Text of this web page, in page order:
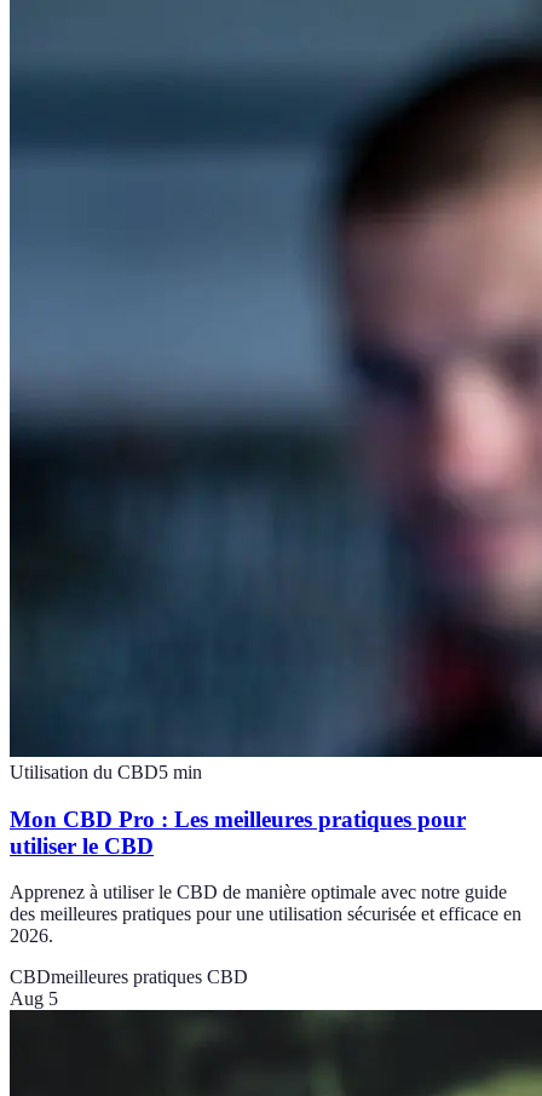
Utilisation du CBD5 min
Mon CBD Pro : Les meilleures pratiques pour
utiliser le CBD
Apprenez à utiliser le CBD de manière optimale avec notre guide
des meilleures pratiques pour une utilisation sécurisée et efficace en
2026.
CBDmeilleures pratiques CBD
Aug 5